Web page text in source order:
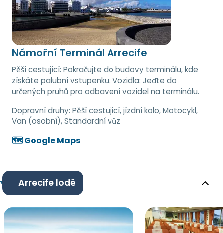
Námořní Terminál Arrecife
Pěší cestující: Pokračujte do budovy terminálu, kde
získáte palubní vstupenku. Vozidla: Jeďte do
určených pruhů pro odbavení vozidel na terminálu.
Dopravní druhy: Pěší cestující, jízdní kolo, Motocykl,
Van (osobní), Standardní vůz
🗺️ Google Maps
Arrecife lodě